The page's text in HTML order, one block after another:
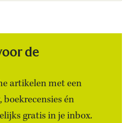
de
artikelen met een
én
gratis in je inbox.